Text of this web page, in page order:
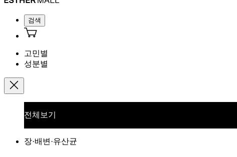
검색
고민별
성분별
전체보기
장·배변·유산균